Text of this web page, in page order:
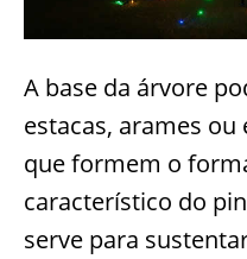
A base da árvore
estacas, arames
que formem o
característico do
serve para